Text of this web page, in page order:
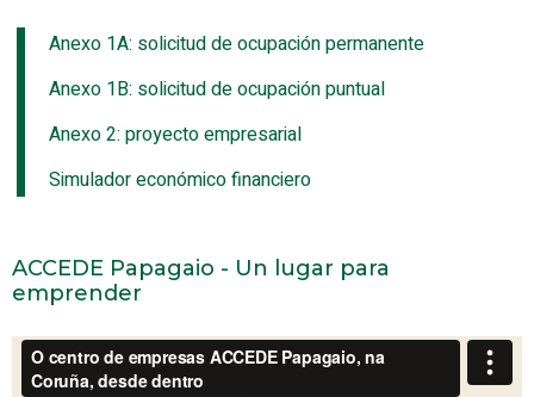
Anexo 1A: solicitud de ocupación permanente
Anexo 1B: solicitud de ocupación puntual
Anexo 2: proyecto empresarial
Simulador económico financiero
ACCEDE Papagaio - Un lugar para
emprender